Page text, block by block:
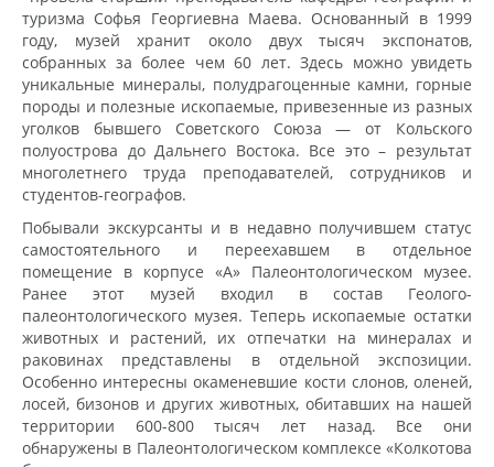
туризма Софья Георгиевна Маева. Основанный в 1999
году, музей хранит около двух тысяч экспонатов,
собранных за более чем 60 лет. Здесь можно увидеть
уникальные минералы, полудрагоценные камни, горные
породы и полезные ископаемые, привезенные из разных
уголков бывшего Советского Союза — от Кольского
полуострова до Дальнего Востока. Все это – результат
многолетнего труда преподавателей, сотрудников и
студентов-географов.
Побывали экскурсанты и в недавно получившем статус
самостоятельного и переехавшем в отдельное
помещение в корпусе «А» Палеонтологическом музее.
Ранее этот музей входил в состав Геолого-
палеонтологического музея. Теперь ископаемые остатки
животных и растений, их отпечатки на минералах и
раковинах представлены в отдельной экспозиции.
Особенно интересны окаменевшие кости слонов, оленей,
лосей, бизонов и других животных, обитавших на нашей
территории 600-800 тысяч лет назад. Все они
обнаружены в Палеонтологическом комплексе «Колкотова